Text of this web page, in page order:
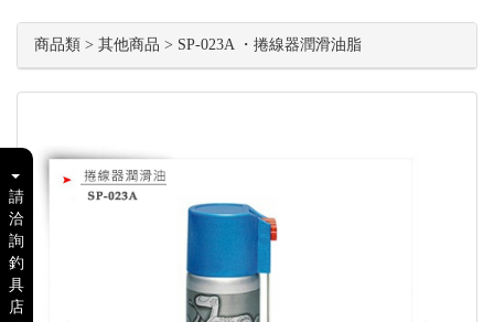
請
洽
詢
釣
具
店
商品類 > 其他商品 > SP-023A ・捲線器潤滑油脂